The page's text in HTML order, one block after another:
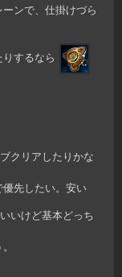
ンで、仕掛けづら
するなら
クリアしたりかな
先したい。安い
いけど基本どっち